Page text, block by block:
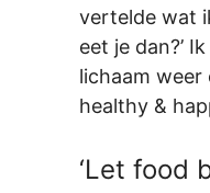
vertelde wat
eet je dan?’
lichaam
healthy &
‘Let food